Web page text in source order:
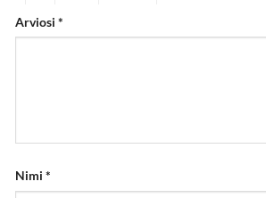
Arviosi *
Nimi *